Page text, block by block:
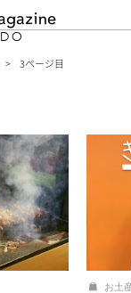
3ページ目
お土